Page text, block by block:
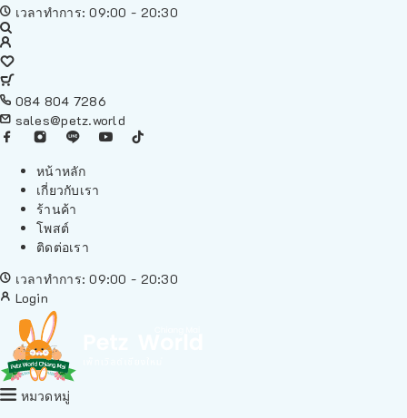
เวลาทำการ: 09:00 - 20:30
084 804 7286
sales@petz.world
หน้าหลัก
เกี่ยวกับเรา
ร้านค้า
โพสต์
ติดต่อเรา
เวลาทำการ: 09:00 - 20:30
Login
หมวดหมู่